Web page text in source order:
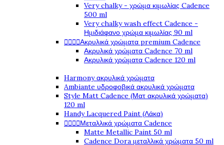
Very chalky - χρώμα κιμωλίας Cadence
500 ml
Very chalky wash effect Cadence -
Ημιδιάφανο χρώμα κιμωλίας 90 ml
Ακρυλικά χρώματα premium Cadence
Ακρυλικά χρώματα Cadence 70 ml
Ακρυλικά χρώματα Cadence 120 ml
Harmony ακρυλικά χρώματα
Ambiante υδροφοβικά ακρυλικά χρώματα
Style Matt Cadence (Ματ ακρυλικά χρώματα)
120 ml
Handy Lacquered Paint (Λάκα)
Μεταλλικά χρώματα Cadence
Matte Metallic Paint 50 ml
Cadence Dora μεταλλικά χρώματα 50 ml